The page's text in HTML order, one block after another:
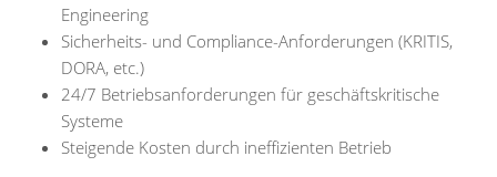
Engineering
Sicherheits- und Compliance-Anforderungen (KRITIS,
DORA, etc.)
24/7 Betriebsanforderungen für geschäftskritische
Systeme
Steigende Kosten durch ineffizienten Betrieb